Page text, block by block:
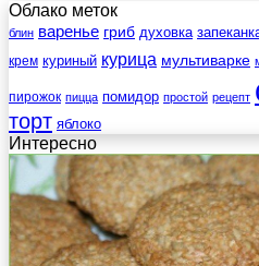
Облако меток
блин варенье гриб духовка
крем куриный курица мультиварке
пирожок пицца помидор простой рецепт
торт яблоко
Интересно